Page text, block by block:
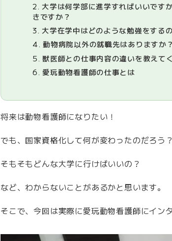
2. 大学は何学部に進学すればいいです
きですか？
3. 大学在学中はどのような勉強をする
4. 動物病院以外の就職先はありますか？
5. 獣医師との仕事内容の違いを教えて
6. 愛玩動物看護師の仕事とは
将来は動物看護師になりたい！
でも、国家資格化して何が変わったのだろう
そもそもどんな大学に行けばいいの？
など、わからないことがあるかと思います。
そこで、今回は実際に愛玩動物看護師にイン